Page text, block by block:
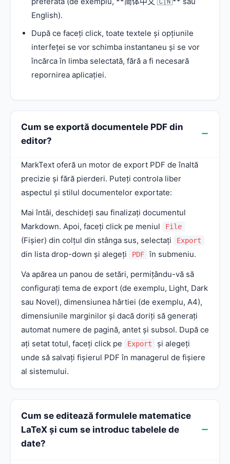
English).
După ce faceți click, toate textele și opțiunile
interfeței se vor schimba instantaneu și se vor
încărca în limba selectată, fără a fi necesară
repornirea aplicației.
Cum se exportă documentele PDF din
editor?
MarkText oferă un motor de export PDF de înaltă
precizie și fără pierderi. Puteți controla liber
aspectul și stilul documentelor exportate:
Mai întâi, deschideți sau finalizați documentul
Markdown. Apoi, faceți click pe meniul
File
(Fișier) din colțul din stânga sus, selectați Export
din lista drop-down și alegeți PDF în submeniu.
Va apărea un panou de setări, permițându-vă să
configurați tema de export (de exemplu, Light, Dark
sau Novel), dimensiunea hârtiei (de exemplu, A4),
dimensiunile marginilor și dacă doriți să generați
automat numere de pagină, antet și subsol. După ce
ați setat totul, faceți click pe
Export
și alegeți
unde să salvați fișierul PDF în managerul de fișiere
al sistemului.
Cum se editează formulele matematice
LaTeX și cum se introduc tabelele de
date?